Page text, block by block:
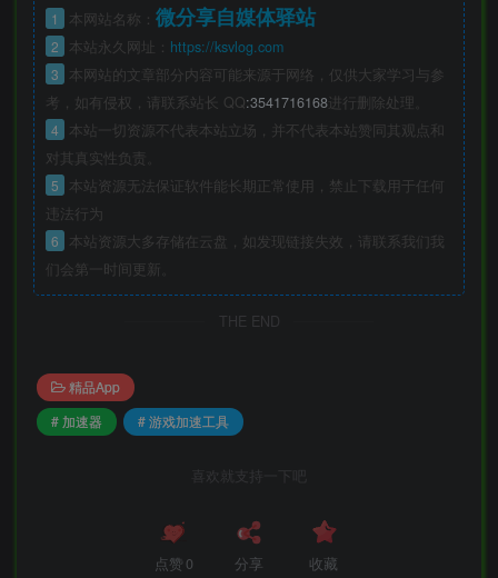
1 本网站名称： 微分享自媒体驿站
2 本站永久网址： https://ksvlog.com
3
本网站的文章部分内容可能来源于网络，仅供大家学习与参
考，如有侵权，请联系站长 QQ:3541716168进行删除处理。
4
本站一切资源不代表本站立场，并不代表本站赞同其观点和
对其真实性负责。
5
本站资源无法保证软件能长期正常使用，禁止下载用于任何
违法行为
6
本站资源大多存储在云盘，如发现链接失效，请联系我们我
们会第一时间更新。
THE END
精品App
# 加速器
# 游戏加速工具
喜欢就支持一下吧
点赞 0 分享 收藏